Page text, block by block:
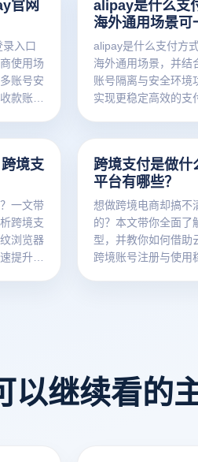
入口
使用场
账号安
款账
海外通用场景可
alipay是什么支付方
海外通用场景，并结
账号隔离与安全环境
实现更稳定高效的支
境支
一文带
跨境支
浏览器
提升增
跨境支付是做
平台有哪些？
想做跨境电商却搞不
的？本文带你全面了
型，并教你如何借助
跨境账号注册与使用
以继续看的